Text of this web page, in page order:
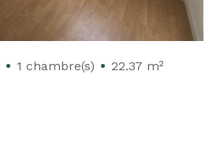
1 chambre(s) 22.37 m²